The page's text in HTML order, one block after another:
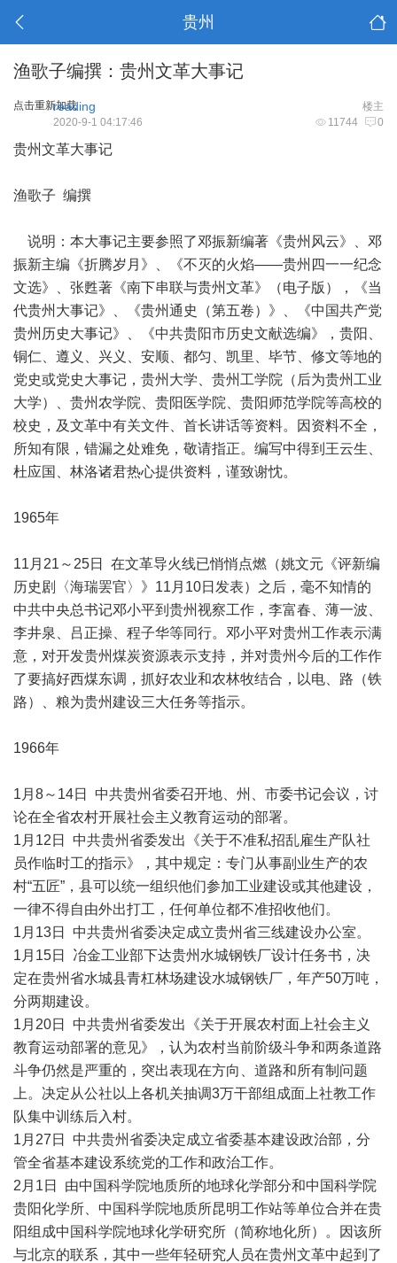
贵州
渔歌子编撰：贵州文革大事记
点击重新加载 楼主
reading
11744 0
2020-9-1 04:17:46
贵州文革大事记
渔歌子 编撰
说明：本大事记主要参照了邓振新编著《贵州风云》、邓
振新主编《折腾岁月》、《不灭的火焰——贵州四一一纪念
文选》、张甦著《南下串联与贵州文革》（电子版），《当
代贵州大事记》、《贵州通史（第五卷）》、《中国共产党
贵州历史大事记》、《中共贵阳市历史文献选编》，贵阳、
铜仁、遵义、兴义、安顺、都匀、凯里、毕节、修文等地的
党史或党史大事记，贵州大学、贵州工学院（后为贵州工业
大学）、贵州农学院、贵阳医学院、贵阳师范学院等高校的
校史，及文革中有关文件、首长讲话等资料。因资料不全，
所知有限，错漏之处难免，敬请指正。编写中得到王云生、
杜应国、林洛诸君热心提供资料，谨致谢忱。
1965年
11月21～25日 在文革导火线已悄悄点燃（姚文元《评新编
历史剧〈海瑞罢官〉》11月10日发表）之后，毫不知情的
中共中央总书记邓小平到贵州视察工作，李富春、薄一波、
李井泉、吕正操、程子华等同行。邓小平对贵州工作表示满
意，对开发贵州煤炭资源表示支持，并对贵州今后的工作作
了要搞好西煤东调，抓好农业和农林牧结合，以电、路（铁
路）、粮为贵州建设三大任务等指示。
1966年
1月8～14日 中共贵州省委召开地、州、市委书记会议，讨
论在全省农村开展社会主义教育运动的部署。
1月12日 中共贵州省委发出《关于不准私招乱雇生产队社
员作临时工的指示》，其中规定：专门从事副业生产的农
村“五匠”，县可以统一组织他们参加工业建设或其他建设，
一律不得自由外出打工，任何单位都不准招收他们。
1月13日 中共贵州省委决定成立贵州省三线建设办公室。
1月15日 冶金工业部下达贵州水城钢铁厂设计任务书，决
定在贵州省水城县青杠林场建设水城钢铁厂，年产50万吨，
分两期建设。
1月20日 中共贵州省委发出《关于开展农村面上社会主义
教育运动部署的意见》，认为农村当前阶级斗争和两条道路
斗争仍然是严重的，突出表现在方向、道路和所有制问题
上。决定从公社以上各机关抽调3万干部组成面上社教工作
队集中训练后入村。
1月27日 中共贵州省委决定成立省委基本建设政治部，分
管全省基本建设系统党的工作和政治工作。
2月1日 由中国科学院地质所的地球化学部分和中国科学院
贵阳化学所、中国科学院地质所昆明工作站等单位合并在贵
阳组成中国科学院地球化学研究所（简称地化所）。因该所
与北京的联系，其中一些年轻研究人员在贵州文革中起到了